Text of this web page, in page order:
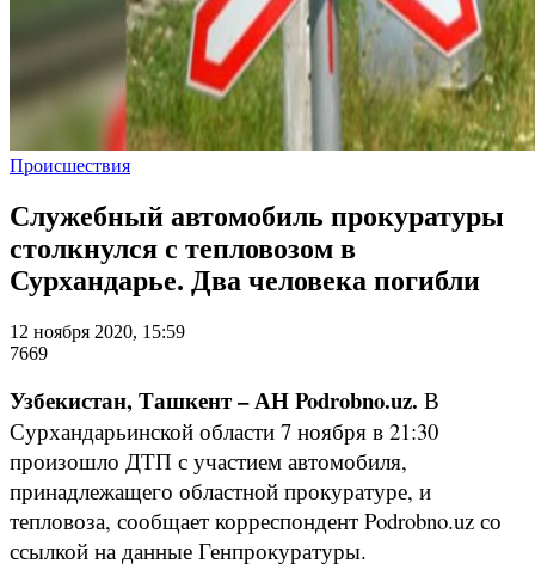
Происшествия
Служебный автомобиль прокуратуры
столкнулся с тепловозом в
Сурхандарье. Два человека погибли
12 ноября 2020, 15:59
7669
Узбекистан, Ташкент – АН Podrobno.uz. В
Сурхандарьинской области 7 ноября в 21:30
произошло ДТП с участием автомобиля,
принадлежащего областной прокуратуре, и
тепловоза, сообщает корреспондент Podrobno.uz со
ссылкой на данные Генпрокуратуры.